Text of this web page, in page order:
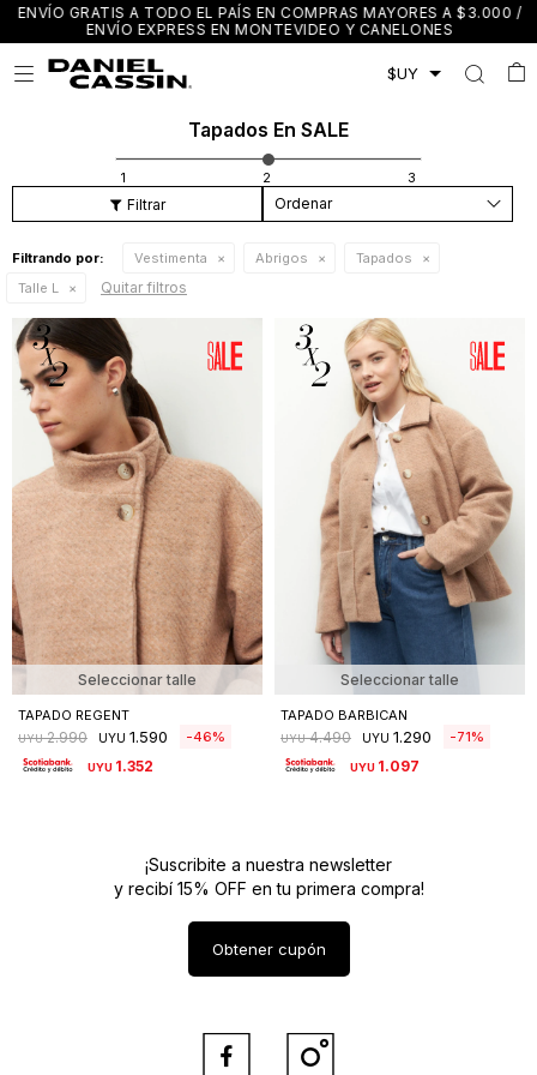
ENVÍO GRATIS A TODO EL PAÍS EN COMPRAS MAYORES A $3.000 /
ENVÍO EXPRESS EN MONTEVIDEO Y CANELONES

Tapados En SALE
Recomendados
Filtrando por: Vestimenta Abrigos
Tapados
Talle L
Quitar filtros
Seleccionar talle
TAPADO REGENT
UYU 2.990 UYU 1.590 46
UYU 1.352
Seleccionar talle
TAPADO BARBICAN
UYU 4.490 UYU 1.290 71
UYU 1.097
¡Suscribite a nuestra newsletter
y recibí 15% OFF en tu primera compra!
Obtener cupón
 